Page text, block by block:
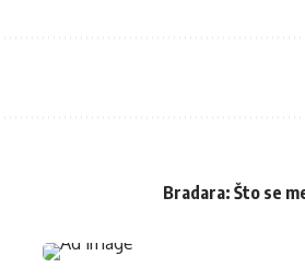
Bradara: Što se